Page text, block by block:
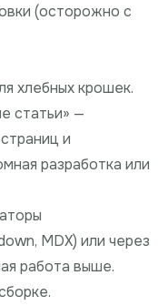
(осторожно с
хлебных крошек.
статьи» —
и
разработка или
MDX) или через
работа выше.